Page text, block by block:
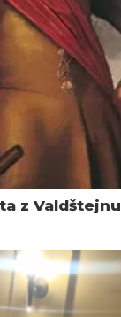
z Valdštejnu